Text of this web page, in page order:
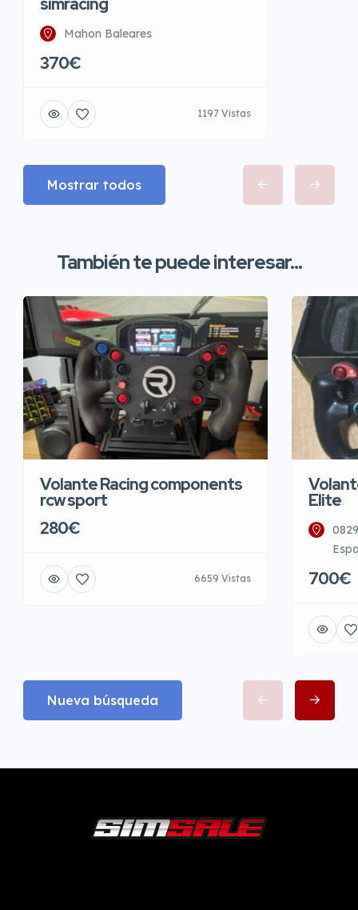
Mahon Baleares
370€
1197 Vistas
Mostrar todos
También te puede interesar...
Volante Racing components
rcw sport
280€
6659 Vistas
Elite
700€
Nueva búsqueda